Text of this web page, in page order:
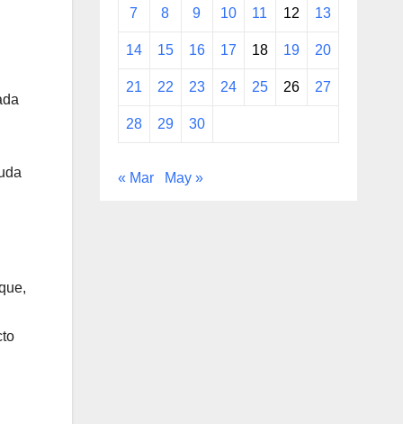
7 8 9 10 11 12 13
14 15 16 17 18 19 20
21 22 23 24 25 26 27
28 29 30
« Mar May »